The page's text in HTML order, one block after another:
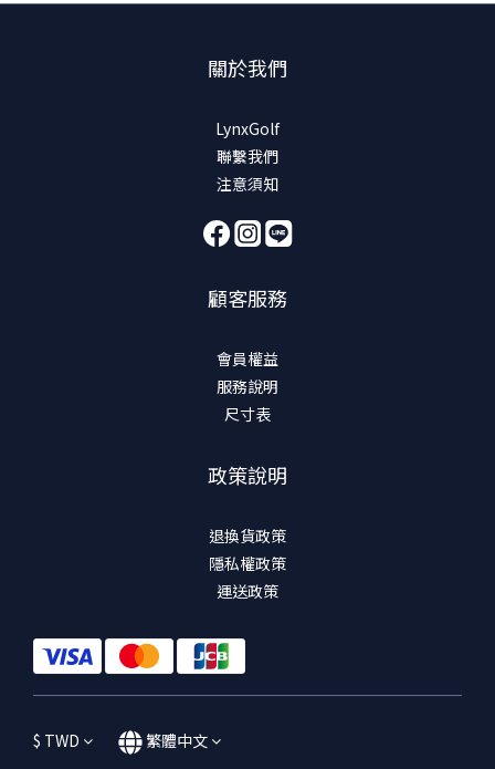
關於我們
LynxGolf
聯繫我們
注意須知
顧客服務
會員權益
服務說明
尺寸表
政策說明
退換貨政策
隱私權政策
運送政策
$ TWD 繁體中文